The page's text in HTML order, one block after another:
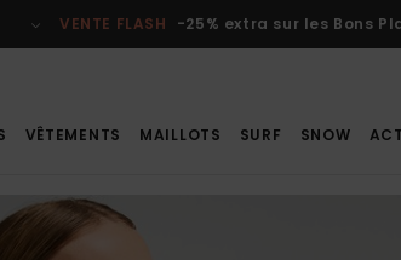
VENTE FLASH -25% extra sur les Bons
VÊTEMENTS MAILLOTS SURF SNOW